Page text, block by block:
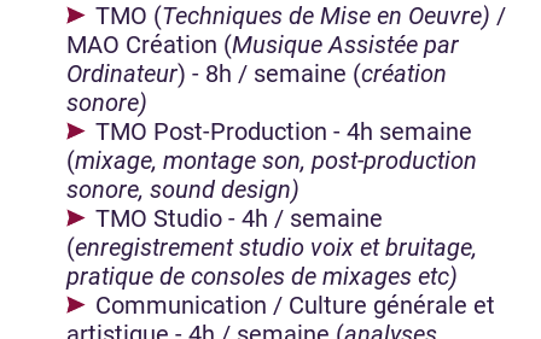
TMO (Techniques de Mise en Oeuvre) /
MAO Création (Musique Assistée par
Ordinateur) - 8h / semaine (création
sonore)
TMO Post-Production - 4h semaine
(mixage, montage son, post-production
sonore, sound design)
TMO Studio - 4h / semaine
(enregistrement studio voix et bruitage,
pratique de consoles de mixages etc)
Communication / Culture générale et